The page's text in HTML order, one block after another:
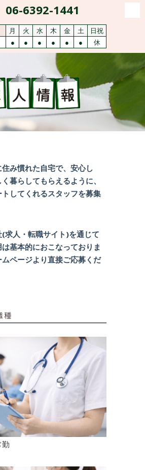
06-6392-1441
月 火 水 木 金 土
日祝
● ● ● ● ● ● 休
み慣れた自宅で、安心し
暮らしてもらえるように、
してくれるスタッフを募集
(求人・転職サイト)を通じて
基本的におこなっておりま
ページより直接ご応募くだ